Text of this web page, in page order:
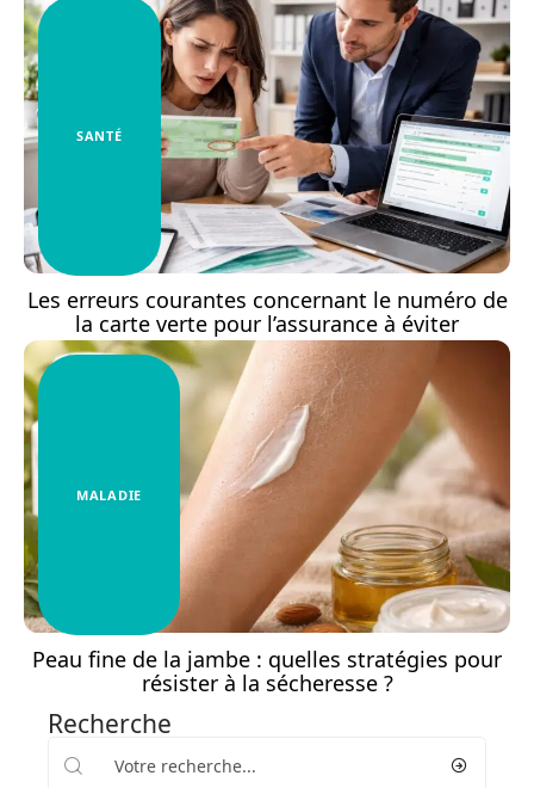
SANTÉ
Les erreurs courantes concernant le numéro de
la carte verte pour l’assurance à éviter
MALADIE
Peau fine de la jambe : quelles stratégies pour
résister à la sécheresse ?
Recherche